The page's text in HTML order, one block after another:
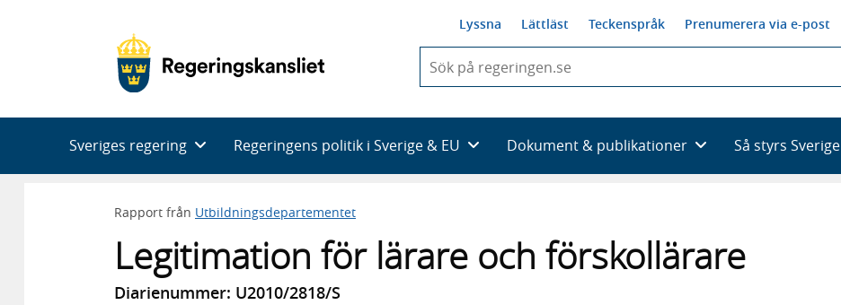
Lyssna Lättläst Teckenspråk Prenumerera via e-post
du
skriva
framträder
en
Sveriges regering Regeringens politik i Sverige & EU Dokument & publikationer Så styrs Sverige
Rapport från Utbildningsdepartementet
Legitimation för lärare och förskollärare
Diarienummer: U2010/2818/S